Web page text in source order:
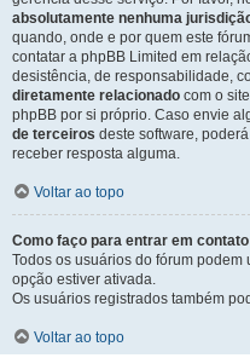
absolutamente nenhuma
quando, onde e por quem este
contatar a phpBB Limited em
desistência, de responsabilidade,
diretamente relacionado com o
phpBB por si próprio. Caso envie
de terceiros deste software,
receber resposta alguma.
Voltar ao topo
Como faço para entrar em
Todos os usuários do fórum podem
opção estiver ativada.
Os usuários registrados também
Voltar ao topo